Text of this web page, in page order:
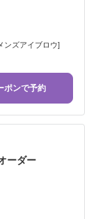
ンズアイブロウ]
ポンで予約
ーダー